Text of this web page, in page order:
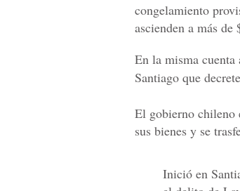
congelamiento
ascienden a más
En la misma
Santiago que decrete
El gobierno chileno
sus bienes y se
Inició en